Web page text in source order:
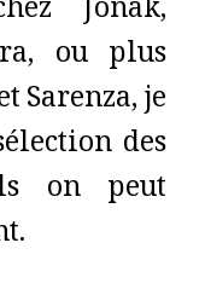
Jonak,
ou plus
Sarenza, je
des
on peut